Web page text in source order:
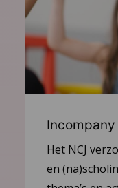
Incompany
Het NCJ
en